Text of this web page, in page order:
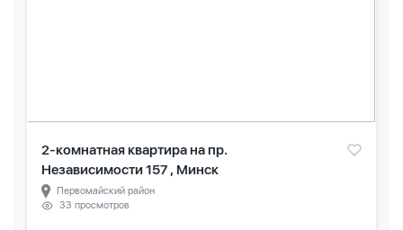
2-комнатная квартира на пр.
Независимости 157 , Минск
Первомайский район
33 просмотров